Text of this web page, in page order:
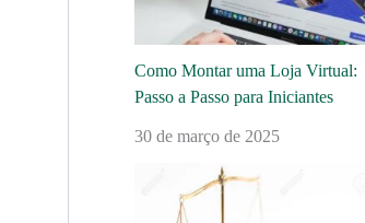
Como Montar uma Loja Virtual:
Passo a Passo para Iniciantes
30 de março de 2025